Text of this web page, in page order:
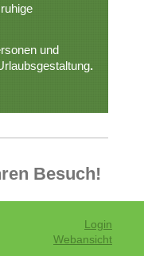
und
.
Besuch!
Login
Webansicht